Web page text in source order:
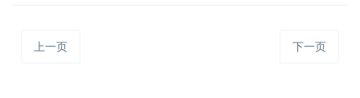
上一页 下一页